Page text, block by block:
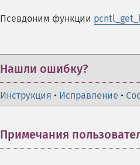
Псевдоним функции
Нашли ошибку?
Инструкция • Исправление •
Примечания